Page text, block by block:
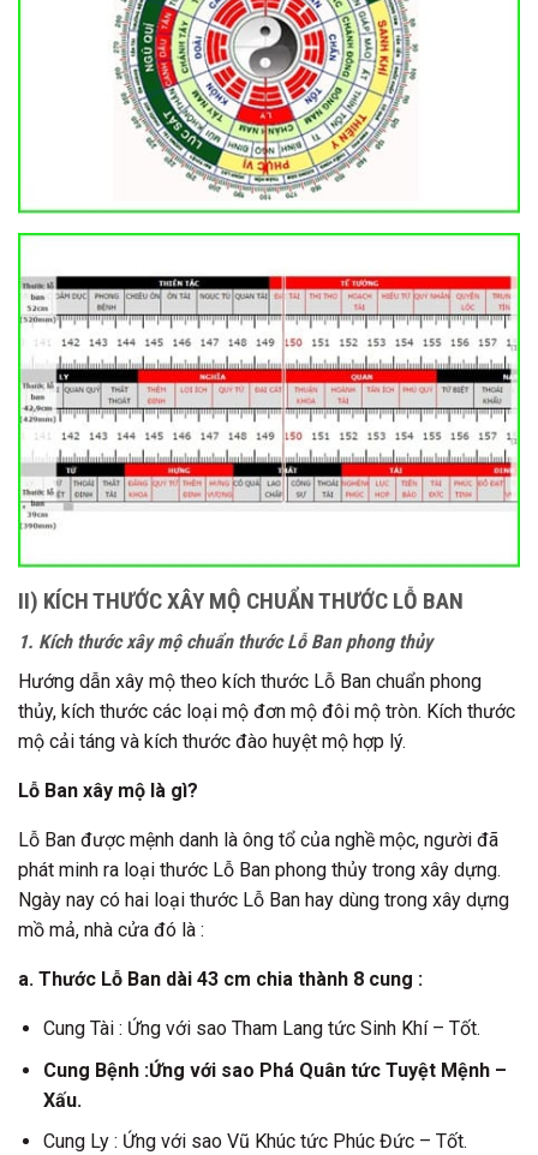
II) KÍCH THƯỚC XÂY MỘ CHUẨN THƯỚC LỖ BAN
1. Kích thước xây mộ chuẩn thước Lỗ Ban phong thủy
Hướng dẫn xây mộ theo kích thước Lỗ Ban chuẩn phong
thủy, kích thước các loại mộ đơn mộ đôi mộ tròn. Kích thước
mộ cải táng và kích thước đào huyệt mộ hợp lý.
Lỗ Ban xây mộ là gì?
Lỗ Ban được mệnh danh là ông tổ của nghề mộc, người đã
phát minh ra loại thước Lỗ Ban phong thủy trong xây dựng.
Ngày nay có hai loại thước Lỗ Ban hay dùng trong xây dựng
mồ mả, nhà cửa đó là :
a. Thước Lỗ Ban dài 43 cm chia thành 8 cung :
Cung Tài : Ứng với sao Tham Lang tức Sinh Khí – Tốt.
Cung Bệnh :Ứng với sao Phá Quân tức Tuyệt Mệnh –
Xấu.
Cung Ly : Ứng với sao Vũ Khúc tức Phúc Đức – Tốt.